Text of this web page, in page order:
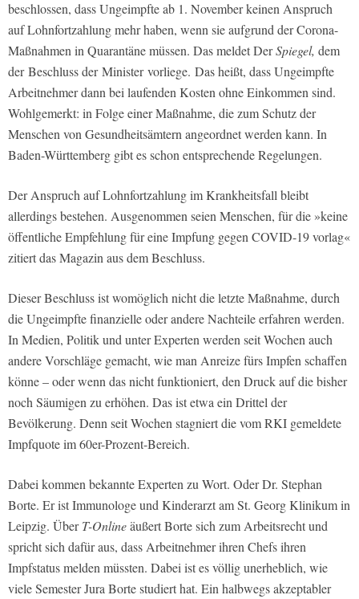
beschlossen, dass Ungeimpfte ab 1. November keinen Anspruch
auf Lohnfortzahlung mehr haben, wenn sie aufgrund der Corona-
Maßnahmen in Quarantäne müssen. Das meldet DerSpiegel, dem
der Beschluss der Minister vorliege. Das heißt, dass Ungeimpfte
Arbeitnehmer dann bei laufenden Kosten ohne Einkommen sind.
Wohlgemerkt: in Folge einer Maßnahme, die zum Schutz der
Menschen von Gesundheitsämtern angeordnet werden kann. In
Baden-Württemberg gibt es schon entsprechende Regelungen.
Der Anspruch auf Lohnfortzahlung im Krankheitsfall bleibt
allerdings bestehen. Ausgenommen seien Menschen, für die »keine
öffentliche Empfehlung für eine Impfung gegen COVID-19 vorlag«
zitiert das Magazin aus dem Beschluss.
Dieser Beschluss ist womöglich nicht die letzte Maßnahme, durch
die Ungeimpfte finanzielle oder andere Nachteile erfahren werden.
In Medien, Politik und unter Experten werden seit Wochen auch
andere Vorschläge gemacht, wie man Anreize fürs Impfen schaffen
könne – oder wenn das nicht funktioniert, den Druck auf die bisher
noch Säumigen zu erhöhen. Das ist etwa ein Drittel der
Bevölkerung. Denn seit Wochen stagniert die vom RKI gemeldete
Impfquote im 60er-Prozent-Bereich.
Dabei kommen bekannte Experten zu Wort. Oder Dr. Stephan
Borte. Er ist Immunologe und Kinderarzt am St. Georg Klinikum in
Leipzig. ÜberT-Onlineäußert Borte sich zum Arbeitsrecht und
spricht sich dafür aus, dass Arbeitnehmer ihren Chefs ihren
Impfstatus melden müssten. Dabei ist es völlig unerheblich, wie
viele Semester Jura Borte studiert hat. Ein halbwegs akzeptabler